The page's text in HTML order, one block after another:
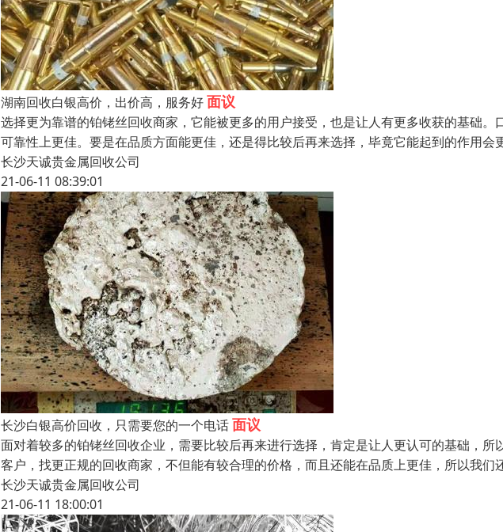
湖南回收白银高价，出价高，服务好面议
选择更为靠谱的铂铑丝回收商家，它能被更多的用户接受，也是让人有更多收获的基础
可靠性上更佳。要是在品质方面能更佳，还是得比较后再来选择，毕竟它能起到的作用
长沙天诚贵金属回收公司
21-06-11 08:39:01
长沙白银高价回收，只需要您的一个电话面议
面对着较多的铂铑丝回收企业，需要比较后再来进行选择，肯定是让人更认可的基础，
客户，找更正规的回收商家，不但能有较合理的价格，而且还能在品质上更佳，所以我
长沙天诚贵金属回收公司
21-06-11 18:00:01